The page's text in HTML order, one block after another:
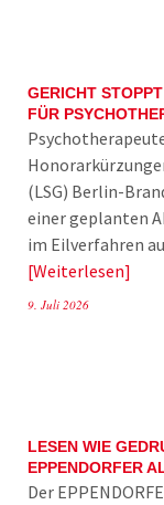
GERICHT
FÜR
(LSG) Berlin-
einer geplanten
im Eilverfahren
Weiterlesen
9. Juli 2026
LESEN WIE
EPPENDORFER
Der